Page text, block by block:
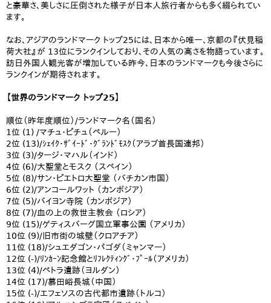
と豪華さ、美しさに圧倒された様子が日本人旅行者からも多く綴られてい
ます。
なお、アジアのランドマーク トップ25には、日本から唯一、京都の『伏見稲
荷大社』が 13位にランクインしており、その人気の高さを物語っています。
訪日外国人観光客が増加している昨今、日本のランドマークも今後さらに
ランクインが期待されます。
【世界のランドマーク トップ25】
順位（昨年度順位）/ランドマーク名（国名）
1位 (1) /マチュ・ピチュ（ペルー）
2位 (13)/ｼｪｲｸ・ｻﾞｲｰﾄﾞ・ｸﾞﾗﾝﾄﾞﾓｽｸ（アラブ首長国連邦）
3位 (3)/タージ・マハル（インド）
4位 (6)/大聖堂とモスク （スペイン）
5位 (8)/サン・ピエトロ大聖堂 （バチカン市国）
6位 (2)/アンコールワット （カンボジア）
7位 (5)/バイヨン寺院 （カンボジア）
8位 (7)/血の上の救世主教会 （ロシア）
9位 (15)/ゲティスバーグ国立軍事公園 （アメリカ）
10位 (9)/旧市街の城壁（クロアチア）
11位 (18)/シュエダゴン・パゴダ（ミャンマー）
12位 (-)/ﾘﾝｶｰﾝ記念館とﾘﾌﾚｸﾃｨﾝｸﾞ・ﾌﾟｰﾙ（アメリカ）
13位 (4)/ペトラ遺跡（ヨルダン）
14位 (17)/慕田峪長城（中国）
15位 (-)/エフェソスの古代都市遺跡（トルコ）